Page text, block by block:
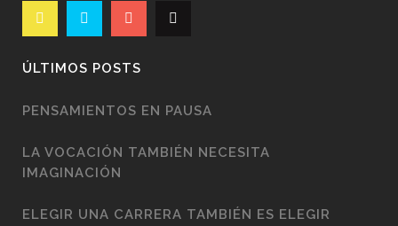
ÚLTIMOS POSTS
PENSAMIENTOS EN PAUSA
LA VOCACIÓN TAMBIÉN NECESITA
IMAGINACIÓN
ELEGIR UNA CARRERA TAMBIÉN ES ELEGIR